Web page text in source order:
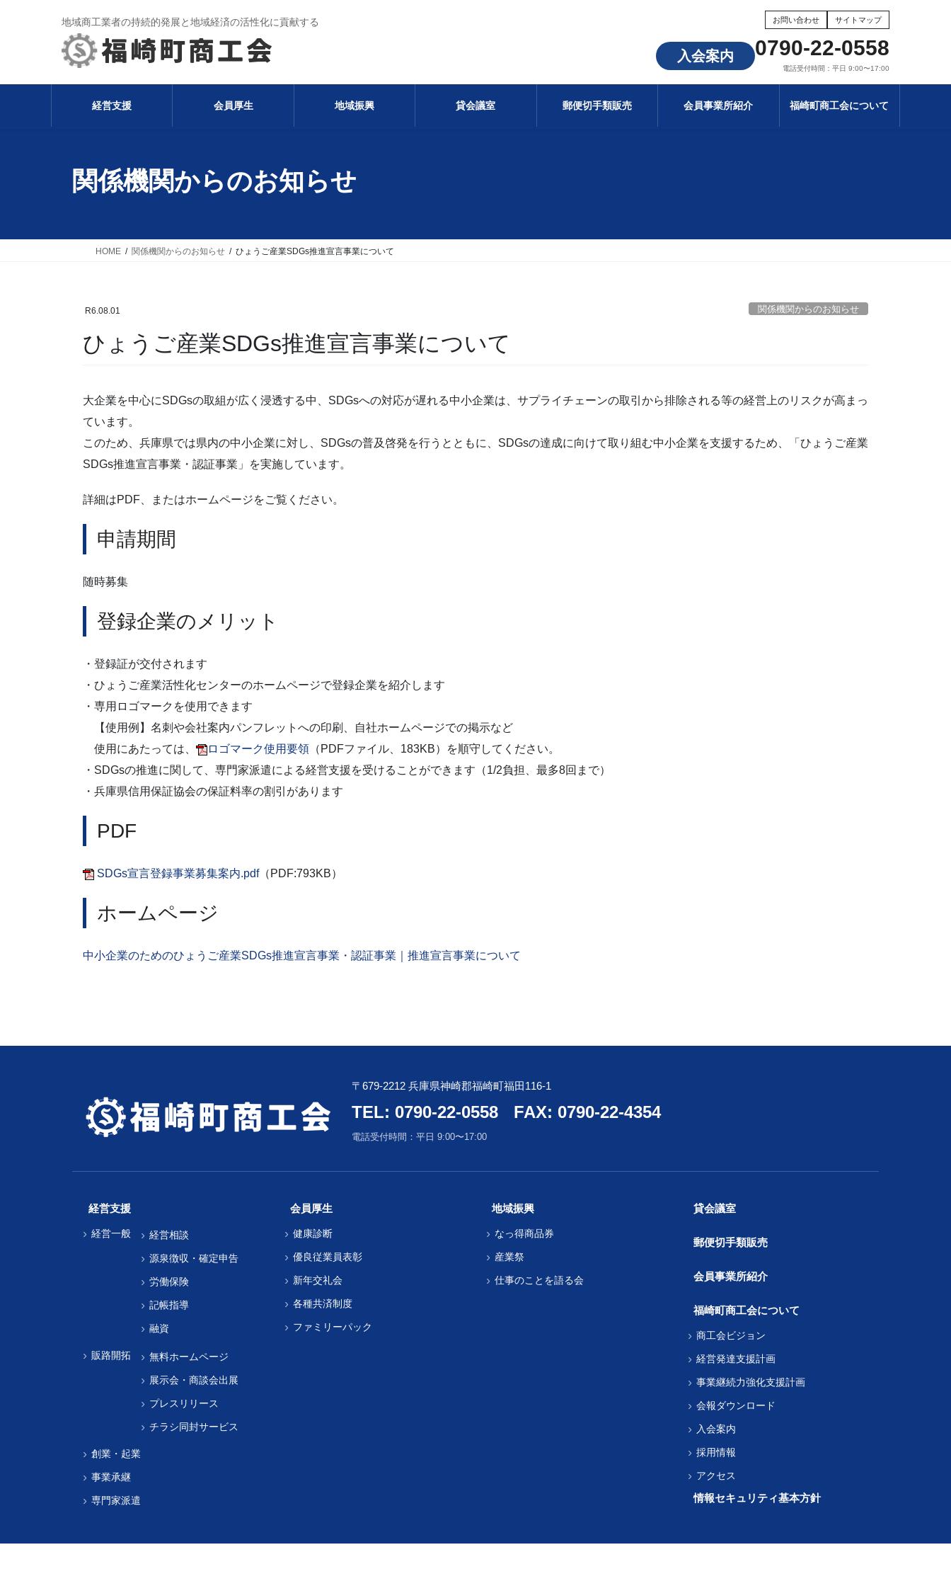
地域商工業者の持続的発展と地域経済の活性化に貢献する お問い合わせ サイトマップ
入会案内 0790-22-0558
電話受付時間：平日 9:00〜17:00
経営支援 会員厚生 地域振興 貸会議室 郵便切手類販売 会員事業所紹介 福崎町商工会について
関係機関からのお知らせ
HOME 関係機関からのお知らせ ひょうご産業SDGs推進宣言事業について
R6.08.01 関係機関からのお知らせ
ひょうご産業SDGs推進宣言事業について
大企業を中心にSDGsの取組が広く浸透する中、SDGsへの対応が遅れる中小企業は、サプライチェーンの取引から排除される等の経営上のリスクが高まっ
ています。
このため、兵庫県では県内の中小企業に対し、SDGsの普及啓発を行うとともに、SDGsの達成に向けて取り組む中小企業を支援するため、「ひょうご産業
SDGs推進宣言事業・認証事業」を実施しています。
詳細はPDF、またはホームページをご覧ください。
申請期間
随時募集
登録企業のメリット
・登録証が交付されます
・ひょうご産業活性化センターのホームページで登録企業を紹介します
・専用ロゴマークを使用できます
【使用例】名刺や会社案内パンフレットへの印刷、自社ホームページでの掲示など
使用にあたっては、
ロゴマーク使用要領 （PDFファイル、183KB）を順守してください。
・SDGsの推進に関して、専門家派遣による経営支援を受けることができます（1/2負担、最多8回まで）
・兵庫県信用保証協会の保証料率の割引があります
PDF
SDGs宣言登録事業募集案内.pdf（PDF:793KB）
ホームページ
中小企業のためのひょうご産業SDGs推進宣言事業・認証事業｜推進宣言事業について
〒679-2212 兵庫県神崎郡福崎町福田116-1
TEL: 0790-22-0558 FAX: 0790-22-4354
電話受付時間：平日 9:00〜17:00
経営支援
経営一般 経営相談
源泉徴収・確定申告
労働保険
記帳指導
融資
販路開拓 無料ホームページ
展示会・商談会出展
プレスリリース
チラシ同封サービス
創業・起業
事業承継
専門家派遣
会員厚生
健康診断
優良従業員表彰
新年交礼会
各種共済制度
ファミリーパック
地域振興
なっ得商品券
産業祭
仕事のことを語る会
貸会議室
郵便切手類販売
会員事業所紹介
福崎町商工会について
商工会ビジョン
経営発達支援計画
事業継続力強化支援計画
会報ダウンロード
入会案内
採用情報
アクセス
情報セキュリティ基本方針